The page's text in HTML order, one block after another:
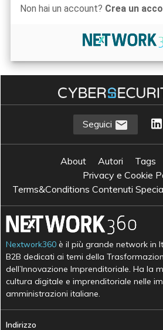
Non hai un account? Crea un
Seguici
About Autori Tags
Privacy e Cookie
Terms&Conditions Contenuti
Nextwork360 è il più grande network in
B2B dedicati ai temi della
dell’Innovazione Imprenditoriale. Ha la
cultura digitale e imprenditoriale nelle
amministrazioni italiane.
Indirizzo